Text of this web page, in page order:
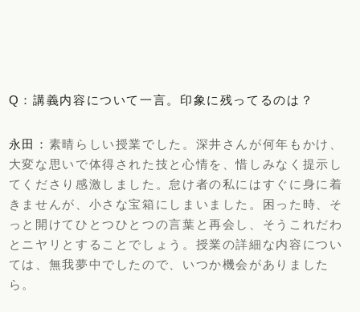
Q：講義内容について一言。印象に残ってるのは？
永田： 素晴らしい授業でした。深井さんが何年もかけ、
大変な思いで体得された技と心情を、惜しみなく提示し
てくださり感激しました。怠け者の私にはすぐに身に着
きませんが、小さな宝箱にしまいました。困った時、そ
っと開けてひとつひとつの言葉と再会し、そうこれだわ
とニヤリとすることでしょう。授業の詳細な内容につい
ては、無我夢中でしたので、いつか機会がありました
ら。